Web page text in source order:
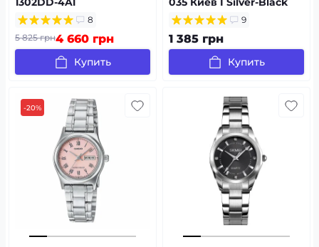
8
5 825 грн4 660 грн
Купить
9
1 385 грн
Купить
-20%